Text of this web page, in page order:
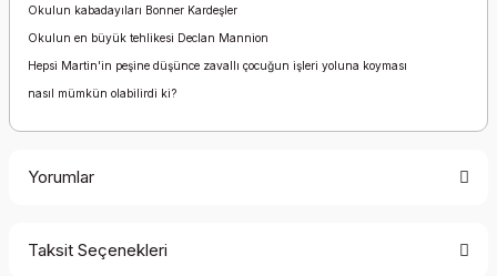
Okulun kabadayıları Bonner Kardeşler
Okulun en büyük tehlikesi Declan Mannion
Hepsi Martin'in peşine düşünce zavallı çocuğun işleri yoluna koyması
nasıl mümkün olabilirdi ki?
Yorumlar
Taksit Seçenekleri